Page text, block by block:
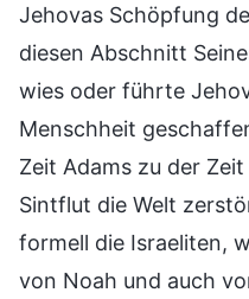
Jehovas Schöpfung
diesen Abschnitt
wies oder führte
Menschheit
Zeit Adams zu der
Sintflut die Welt
formell die Israeliten,
von Noah und auch